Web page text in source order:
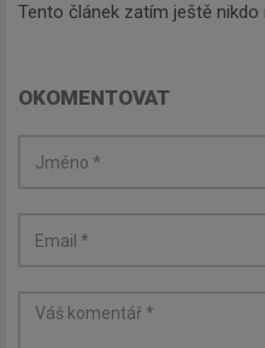
Tento článek zatím ještě nikdo
OKOMENTOVAT